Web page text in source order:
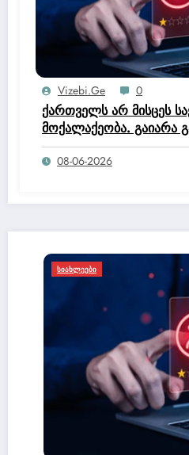
Vizebi.ge 0
ქართველს არ მისცეს
მოქალაქეობა. გაიარა
იუსტიციის სახლში და
კომისია დაწერა, რომ
08-06-2026
ᲡᲘᲐᲮᲚᲔᲔᲑᲘ